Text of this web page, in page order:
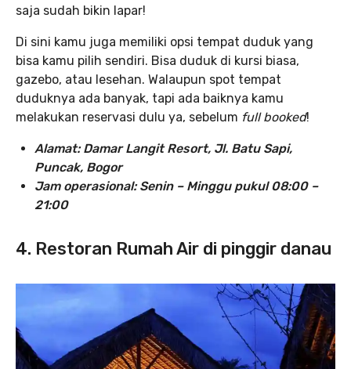
saja sudah bikin lapar!
Di sini kamu juga memiliki opsi tempat duduk yang
bisa kamu pilih sendiri. Bisa duduk di kursi biasa,
gazebo, atau lesehan. Walaupun spot tempat
duduknya ada banyak, tapi ada baiknya kamu
melakukan reservasi dulu ya, sebelum full booked!
Alamat: Damar Langit Resort, Jl. Batu Sapi,
Puncak, Bogor
Jam operasional: Senin – Minggu pukul 08:00 –
21:00
4. Restoran Rumah Air di pinggir danau